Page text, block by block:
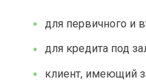
для первичного и
для кредита под
клиент, имеющий